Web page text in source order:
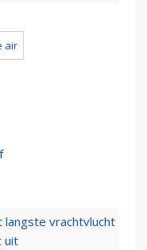
air
langste vrachtvlucht
uit